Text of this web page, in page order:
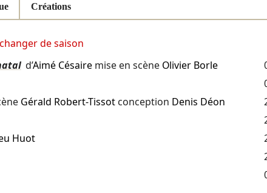
Créations
changer de saison
d’Aimé Césairemise en scène Olivier Borle
Gérald Robert-Tissotconception Denis Déon
Huot